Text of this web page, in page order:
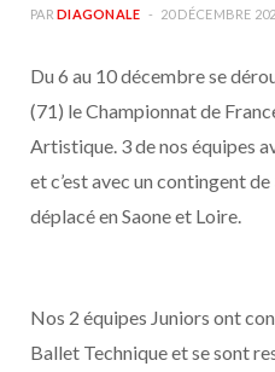
PAR DIAGONALE 20 DÉCEMBRE
Du 6 au 10 décembre se
(71) le Championnat de
Artistique. 3 de nos équipes
et c’est avec un contingent
déplacé en Saone et Loire.
Nos 2 équipes Juniors ont
Ballet Technique et se sont